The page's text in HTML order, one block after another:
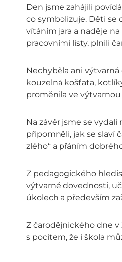
Den jsme zahájili
co symbolizuje. Děti se
vítáním jara a naděje
pracovními listy, plnili
Nechyběla ani
kouzelná košťata,
proměnila ve
Na závěr jsme se
připomněli, jak se slaví
zlého“ a přáním
Z pedagogického
výtvarné dovednosti,
úkolech a především
Z čarodějnického dne
s pocitem, že i škola